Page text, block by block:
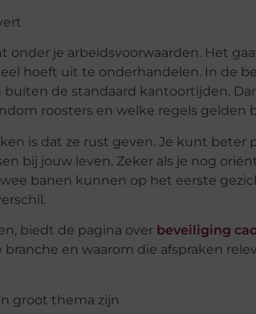
onder je arbeidsvoorwaarden. Het
hoeft uit te onderhandelen. In de
de standaard kantoortijden.
roosters en welke regels gelden
is dat ze rust geven. Je kunt beter
bij jouw leven. Zeker als je nog
banen kunnen op het eerste
biedt de pagina over beveiliging
en waarom die afspraken
groot thema zijn